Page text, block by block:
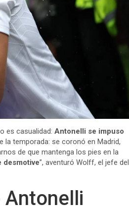
es casualidad: Antonelli se impuso
la temporada: se coronó en Madrid,
de que mantenga los pies en la
desmotive”, aventuró Wolff, el jefe del